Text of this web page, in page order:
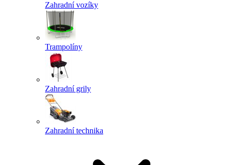
Zahradní vozíky
Trampolíny
Zahradní grily
Zahradní technika